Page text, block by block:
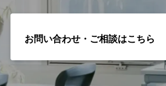
お問い合わせ・ご相談⁨⁩はこちら